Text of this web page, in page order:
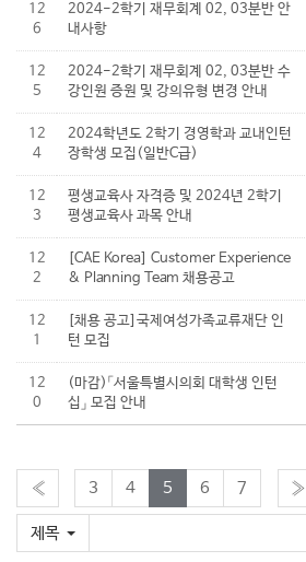
12
6
2024-2학기 재무회계 02, 03분반 안
내사항
12
5
2024-2학기 재무회계 02, 03분반 수
강인원 증원 및 강의유형 변경 안내
12
4
2024학년도 2학기 경영학과 교내인턴
장학생 모집(일반C급)
12
3
평생교육사 자격증 및 2024년 2학기
평생교육사 과목 안내
12
2
[CAE Korea] Customer Experience
& Planning Team 채용공고
12
1
[채용 공고]국제여성가족교류재단 인
턴 모집
12
0
(마감)「서울특별시의회 대학생 인턴
십」 모집 안내
« 3 4 5 6 7 »
제목